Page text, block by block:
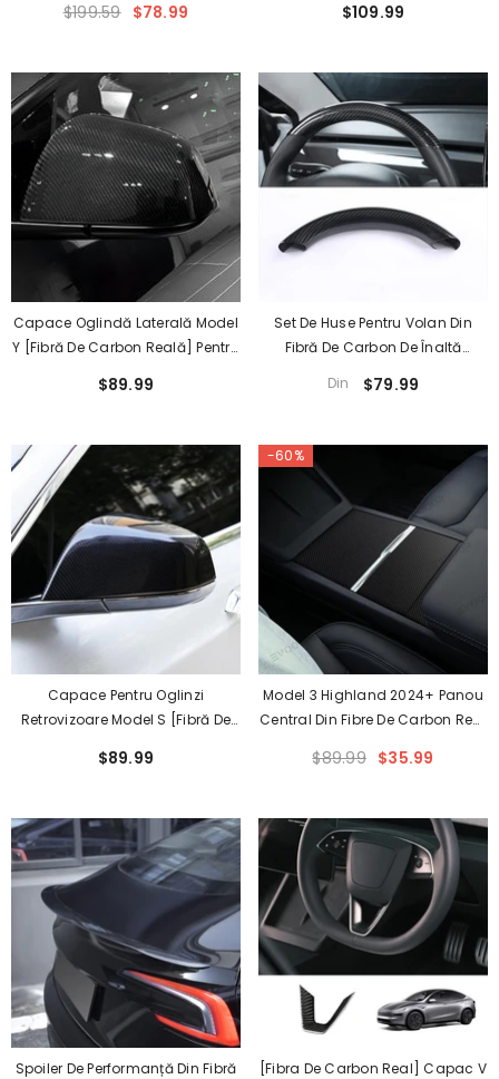
Model 3/Y (2021-2023)
$199.59 $78.99
Retrovizoare Pentru Tesla (2017-
$109.99
Capace Oglindă Laterală Model
Y [Fibră De Carbon Reală] Pentru
Pentru Tesla (2020-2023)
$89.99
Set De Huse Pentru Volan Din
Fibră De Carbon De Înaltă
Îmbunătățește Aspectul Mașinii
Din $79.99
Capace Pentru Oglinzi
Retrovizoare Model S [Fibră De
(2016-2023)
$89.99
-60%
Model 3 Highland 2024+ Panou
Central Din Fibre De Carbon Real
$89.99 $35.99
Spoiler De Performanță Din Fibră
[Fibra De Carbon Real] Capac V